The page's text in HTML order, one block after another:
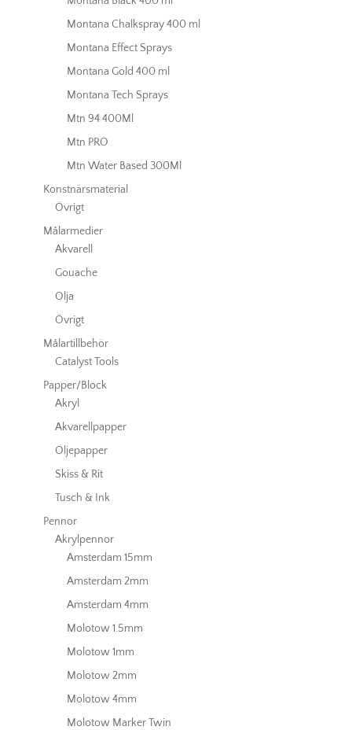
Montana Chalkspray 400 ml
Montana Effect Sprays
Montana Gold 400 ml
Montana Tech Sprays
Mtn 94 400Ml
Mtn PRO
Mtn Water Based 300Ml
Konstnärsmaterial
Övrigt
Målarmedier
Akvarell
Gouache
Olja
Övrigt
Målartillbehör
Catalyst Tools
Papper/Block
Akryl
Akvarellpapper
Oljepapper
Skiss & Rit
Tusch & Ink
Pennor
Akrylpennor
Amsterdam 15mm
Amsterdam 2mm
Amsterdam 4mm
Molotow 1.5mm
Molotow 1mm
Molotow 2mm
Molotow 4mm
Molotow Marker Twin